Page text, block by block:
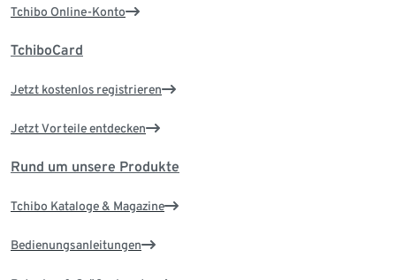
Tchibo Online-Konto
TchiboCard
Jetzt kostenlos registrieren
Jetzt Vorteile entdecken
Rund um unsere Produkte
Tchibo Kataloge & Magazine
Bedienungsanleitungen